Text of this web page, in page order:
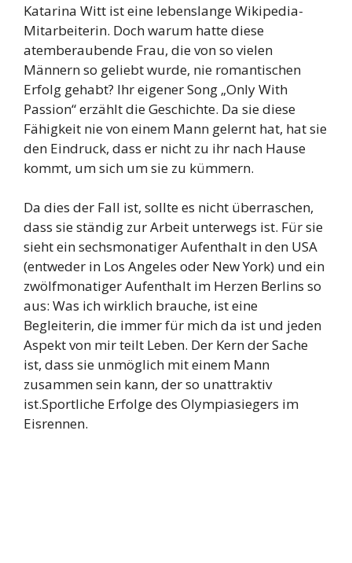
Katarina Witt ist eine lebenslange Wikipedia-
Mitarbeiterin. Doch warum hatte diese
atemberaubende Frau, die von so vielen
Männern so geliebt wurde, nie romantischen
Erfolg gehabt? Ihr eigener Song „Only With
Passion“ erzählt die Geschichte. Da sie diese
Fähigkeit nie von einem Mann gelernt hat, hat sie
den Eindruck, dass er nicht zu ihr nach Hause
kommt, um sich um sie zu kümmern.
Da dies der Fall ist, sollte es nicht überraschen,
dass sie ständig zur Arbeit unterwegs ist. Für sie
sieht ein sechsmonatiger Aufenthalt in den USA
(entweder in Los Angeles oder New York) und ein
zwölfmonatiger Aufenthalt im Herzen Berlins so
aus: Was ich wirklich brauche, ist eine
Begleiterin, die immer für mich da ist und jeden
Aspekt von mir teilt Leben. Der Kern der Sache
ist, dass sie unmöglich mit einem Mann
zusammen sein kann, der so unattraktiv
ist.Sportliche Erfolge des Olympiasiegers im
Eisrennen.